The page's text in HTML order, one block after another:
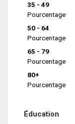
35 - 49
Pourcentage
50 - 64
Pourcentage
65 - 79
Pourcentage
80+
Pourcentage
Éducation